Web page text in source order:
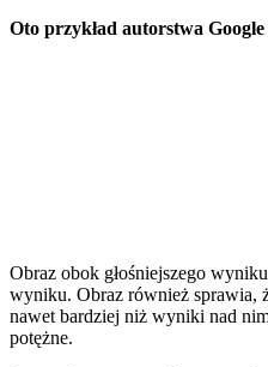
Oto przykład autorstwa
Obraz obok głośniejszego
wyniku. Obraz również sprawia,
nawet bardziej niż wyniki nad
potężne.